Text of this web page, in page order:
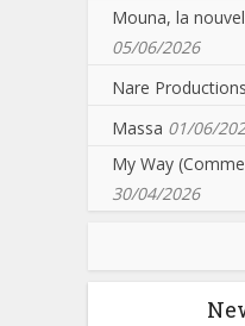
Mouna, la
05/06/2026
Nare Productions
Massa 01/06/
My Way
30/04/2026